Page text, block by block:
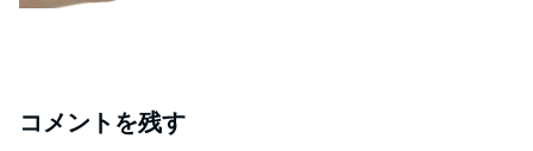
コメントを残す